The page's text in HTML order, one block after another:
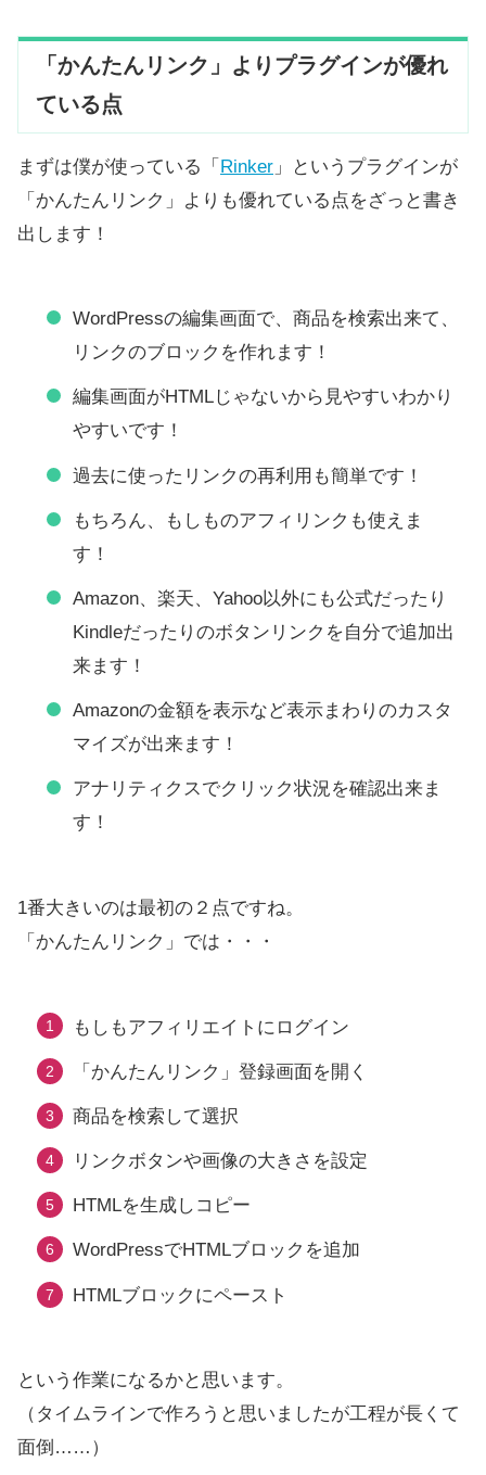
「かんたんリンク」よりプラグインが優れ
ている点
まずは僕が使っている「 Rinker 」というプラグインが
「かんたんリンク」よりも優れている点をざっと書き
出します！
WordPressの編集画面で、商品を検索出来て、
リンクのブロックを作れます！
編集画面がHTMLじゃないから見やすいわかり
やすいです！
過去に使ったリンクの再利用も簡単です！
もちろん、もしものアフィリンクも使えま
す！
Amazon、楽天、Yahoo以外にも公式だったり
Kindleだったりのボタンリンクを自分で追加出
来ます！
Amazonの金額を表示など表示まわりのカスタ
マイズが出来ます！
アナリティクスでクリック状況を確認出来ま
す！
1番大きいのは最初の２点ですね。
「かんたんリンク」では・・・
もしもアフィリエイトにログイン
「かんたんリンク」登録画面を開く
商品を検索して選択
リンクボタンや画像の大きさを設定
HTMLを生成しコピー
WordPressでHTMLブロックを追加
HTMLブロックにペースト
という作業になるかと思います。
（タイムラインで作ろうと思いましたが工程が長くて
面倒……）